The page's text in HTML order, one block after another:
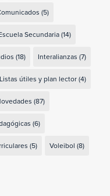
(5)
Secundaria(14)
(18) Interalianzas (7)
Listas útiles y plan lector(4)
(87)
(6)
(5) Voleibol (8)